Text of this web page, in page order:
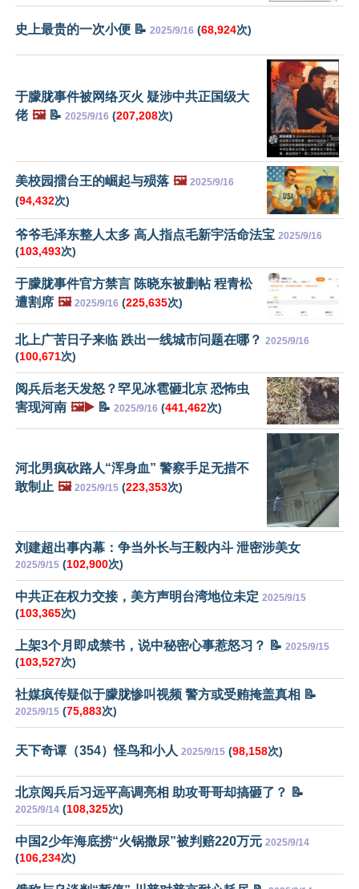
史上最贵的一次小便 📝 2025/9/16 (68,924次)
于朦胧事件被网络灭火 疑涉中共正国级大
佬 🖼️📝 2025/9/16 (207,208次)
美校园擂台王的崛起与殒落 🖼️ 2025/9/16
(94,432次)
爷爷毛泽东整人太多 高人指点毛新宇活命法宝 2025/9/16
(103,493次)
于朦胧事件官方禁言 陈晓东被删帖 程青松
遭割席 🖼️ 2025/9/16 (225,635次)
北上广苦日子来临 跌出一线城市问题在哪？ 2025/9/16
(100,671次)
阅兵后老天发怒？罕见冰雹砸北京 恐怖虫
害现河南 🖼️▶️ 📝 2025/9/16 (441,462次)
河北男疯砍路人“浑身血” 警察手足无措不
敢制止 🖼️ 2025/9/15 (223,353次)
刘建超出事内幕：争当外长与王毅内斗 泄密涉美女
2025/9/15 (102,900次)
中共正在权力交接，美方声明台湾地位未定 2025/9/15
(103,365次)
上架3个月即成禁书，说中秘密心事惹怒习？ 📝 2025/9/15
(103,527次)
社媒疯传疑似于朦胧惨叫视频 警方或受贿掩盖真相 📝
2025/9/15 (75,883次)
天下奇谭（354）怪鸟和小人 2025/9/15 (98,158次)
北京阅兵后习远平高调亮相 助攻哥哥却搞砸了？ 📝
2025/9/14 (108,325次)
中国2少年海底捞“火锅撒尿”被判赔220万元 2025/9/14
(106,234次)